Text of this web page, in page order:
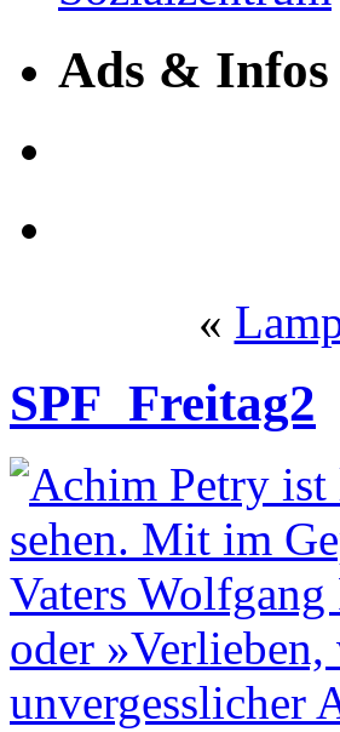
Ads & Infos
«
SPF_Freitag2